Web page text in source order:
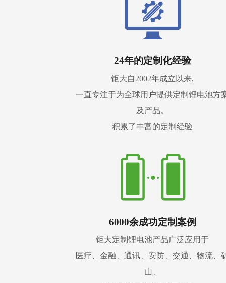
24年的定制化经验
钜大自2002年成立以来,
一直专注于为全球用户提供定制锂电池方
及产品。
积累了丰富的定制经验
6000余成功定制案例
钜大定制锂电池产品广泛应用于
医疗、金融、通讯、安防、交通、物流、
山、